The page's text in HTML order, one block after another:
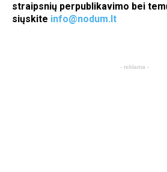
straipsnių perpublikavimo bei
siųskite info@nodum.lt
- reklama -